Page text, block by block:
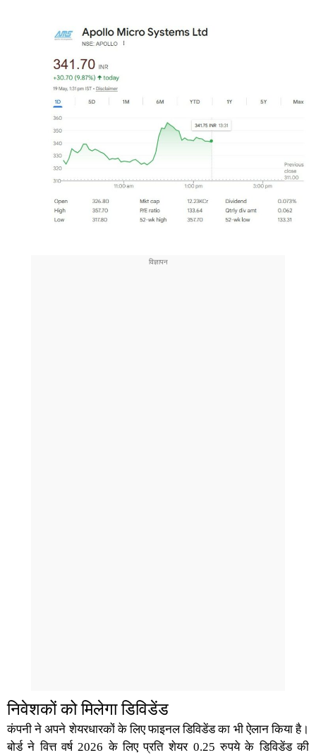
निवेशकों को मिलेगा डिविडेंड
कंपनी ने अपने शेयरधारकों के लिए फाइनलडिविडेंडका भी ऐलान किया है।
बोर्ड ने वित्त वर्ष 2026 के लिए प्रति शेयर 0.25 रुपये के डिविडेंड की